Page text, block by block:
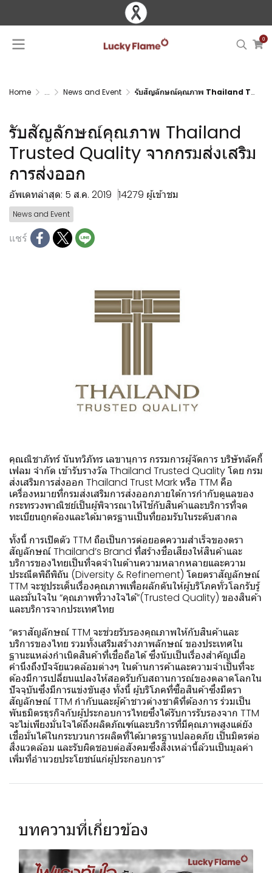
0
Home ... News and Event รับสัญลักษณ์คุณภาพ Thailand Trusted Quality จากกรมส่งเสริมการส่งออก
รับสัญลักษณ์คุณภาพ Thailand
Trusted Quality จากกรมส่งเสริม
การส่งออก
อัพเดทล่าสุด: 5 ส.ค. 2019 14279 ผู้เข้าชม
News and Event
แชร์
คุณณิชาภัทร์ นันทวิภัทร เลขานุการ กรรมการผู้จัดการ บริษัทลัคกี้
เฟลม จำกัด เข้ารับรางวัล Thailand Trusted Quality โดย กรม
ส่งเสริมการส่งออก Thailand Trust Mark หรือ TTM คือ
เครื่องหมายที่กรมส่งเสริมการส่งออกภายใต้การกำกับดูแลของ
กระทรวงพาณิชย์เป็นผู้พิจารณาให้ใช้กับสินค้าและบริการที่จด
ทะเบียนถูกต้องและได้มาตรฐานเป็นที่ยอมรับในระดับสากล
ทั้งนี้ การเปิดตัว TTM ถือเป็นการต่อยอดความสำเร็จของตรา
สัญลักษณ์ Thailand’s Brand ที่สร้างชื่อเสียงให้สินค้าและ
บริการของไทยเป็นที่จดจำในด้านความหลากหลายและความ
ประณีตพิถีพิถัน (Diversity & Refinement) โดยตราสัญลักษณ์
TTM จะชูประเด็นเรื่องคุณภาพเพื่อผลักดันให้ผู้บริโภคทั่วโลกรับรู้
และมั่นใจใน “คุณภาพที่วางใจได้”(Trusted Quality) ของสินค้า
และบริการจากประเทศไทย
“ตราสัญลักษณ์ TTM จะช่วยรับรองคุณภาพให้กับสินค้าและ
บริการของไทย รวมทั้งเสริมสร้างภาพลักษณ์ ของประเทศใน
ฐานะแหล่งกำเนิดสินค้าที่เชื่อถือได้ ซึ่งนับเป็นเรื่องสำคัญเมื่อ
คำนึงถึงปัจจัยแวดล้อมต่างๆ ในด้านการค้าและความจำเป็นที่จะ
ต้องมีการเปลี่ยนแปลงให้สอดรับกับสถานการณ์ของตลาดโลกใน
ปัจจุบันซึ่งมีการแข่งขันสูง ทั้งนี้ ผู้บริโภคที่ซื้อสินค้าซึ่งมีตรา
สัญลักษณ์ TTM กำกับและผู้ค้าชาวต่างชาติที่ต้องการ ร่วมเป็น
พันธมิตรธุรกิจกับผู้ประกอบการไทยซึ่งได้รับการรับรองจาก TTM
จะไม่เพียงมั่นใจได้ถึงผลิตภัณฑ์และบริการที่มีคุณภาพสูงแต่ยัง
เชื่อมั่นได้ในกระบวนการผลิตที่ได้มาตรฐานปลอดภัย เป็นมิตรต่อ
สิ่งแวดล้อม และรับผิดชอบต่อสังคมซึ่งสิ่งเหล่านี้ล้วนเป็นมูลค่า
เพิ่มที่อำนวยประโยชน์แก่ผู้ประกอบการ”
บทความที่เกี่ยวข้อง